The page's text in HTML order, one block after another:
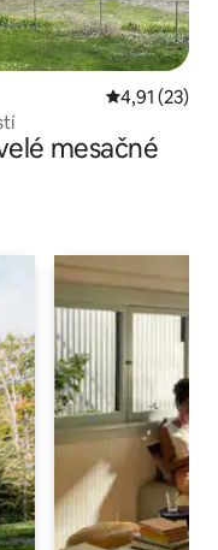
Priemerné
4,91 (23)
mesačné